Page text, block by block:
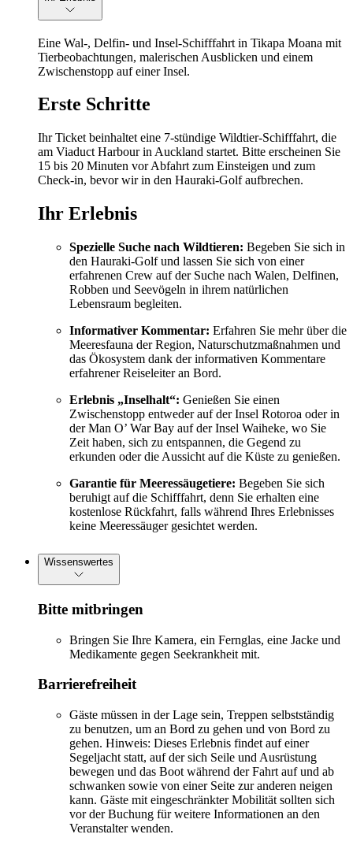
Eine Wal-, Delfin- und Insel-Schifffahrt in Tikapa Moana mit
Tierbeobachtungen, malerischen Ausblicken und einem
Zwischenstopp auf einer Insel.
Erste Schritte
Ihr Ticket beinhaltet eine 7-stündige Wildtier-Schifffahrt, die
am Viaduct Harbour in Auckland startet. Bitte erscheinen Sie
15 bis 20 Minuten vor Abfahrt zum Einsteigen und zum
Check-in, bevor wir in den Hauraki-Golf aufbrechen.
Ihr Erlebnis
Spezielle Suche nach Wildtieren: Begeben Sie sich in
den Hauraki-Golf und lassen Sie sich von einer
erfahrenen Crew auf der Suche nach Walen, Delfinen,
Robben und Seevögeln in ihrem natürlichen
Lebensraum begleiten.
Informativer Kommentar: Erfahren Sie mehr über die
Meeresfauna der Region, Naturschutzmaßnahmen und
das Ökosystem dank der informativen Kommentare
erfahrener Reiseleiter an Bord.
Erlebnis „Inselhalt“: Genießen Sie einen
Zwischenstopp entweder auf der Insel Rotoroa oder in
der Man O’ War Bay auf der Insel Waiheke, wo Sie
Zeit haben, sich zu entspannen, die Gegend zu
erkunden oder die Aussicht auf die Küste zu genießen.
Garantie für Meeressäugetiere: Begeben Sie sich
beruhigt auf die Schifffahrt, denn Sie erhalten eine
kostenlose Rückfahrt, falls während Ihres Erlebnisses
keine Meeressäuger gesichtet werden.
Wissenswertes
Bitte mitbringen
Bringen Sie Ihre Kamera, ein Fernglas, eine Jacke und
Medikamente gegen Seekrankheit mit.
Barrierefreiheit
Gäste müssen in der Lage sein, Treppen selbstständig
zu benutzen, um an Bord zu gehen und von Bord zu
gehen. Hinweis: Dieses Erlebnis findet auf einer
Segeljacht statt, auf der sich Seile und Ausrüstung
bewegen und das Boot während der Fahrt auf und ab
schwanken sowie von einer Seite zur anderen neigen
kann. Gäste mit eingeschränkter Mobilität sollten sich
vor der Buchung für weitere Informationen an den
Veranstalter wenden.